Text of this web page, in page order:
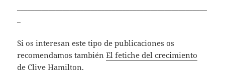
Si os interesan este tipo de publicaciones os
recomendamos tambiénEl fetiche del crecimiento
de Clive Hamilton.